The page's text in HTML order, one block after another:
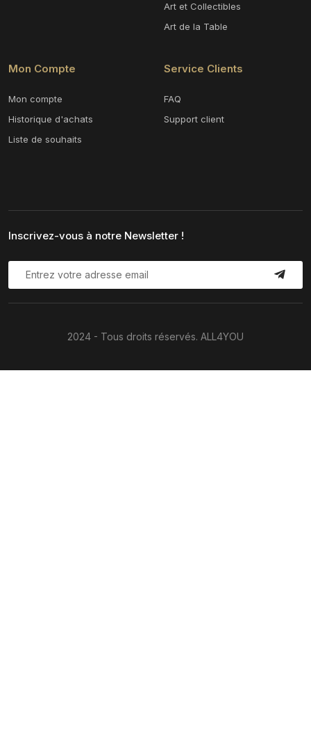
Art et Collectibles
Art de la Table
Mon Compte
Mon compte
Historique d'achats
Liste de souhaits
Service Clients
FAQ
Support client
Inscrivez-vous à notre Newsletter !
2024 - Tous droits réservés. ALL4YOU